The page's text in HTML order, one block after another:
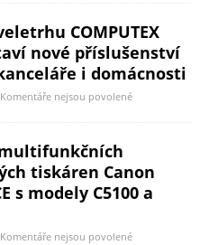
COMPUTEX
nové příslušenství
i domácnosti
Komentáře nejsou povolené
tiskáren Canon
s modely C5100 a
Komentáře nejsou povolené